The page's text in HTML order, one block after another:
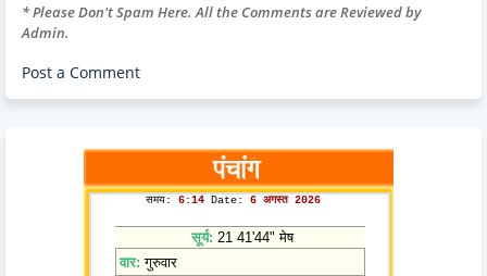
* Please Don't Spam Here. All the Comments are Reviewed by
Admin.
Post a Comment